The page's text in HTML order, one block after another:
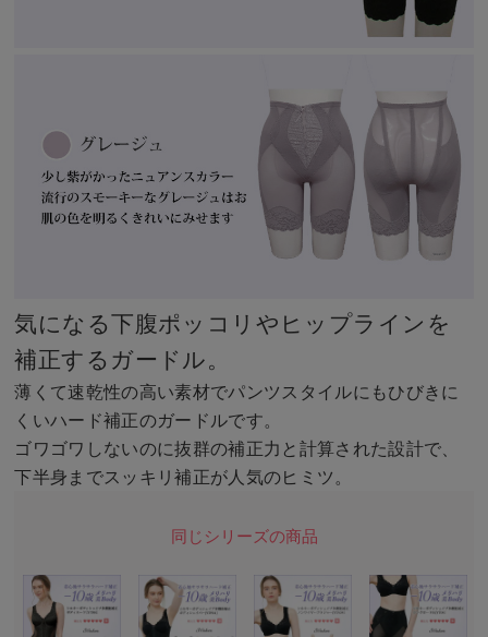
気になる下腹ポッコリやヒップラインを
補正するガードル。
薄くて速乾性の高い素材でパンツスタイルにもひびきに
くいハード補正のガードルです。
ゴワゴワしないのに抜群の補正力と計算された設計で、
下半身までスッキリ補正が人気のヒミツ。